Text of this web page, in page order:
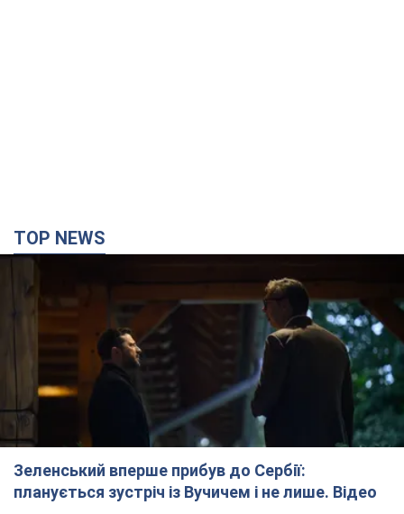
TOP NEWS
Зеленський вперше прибув до Сербії:
планується зустріч із Вучичем і не лише. Відео